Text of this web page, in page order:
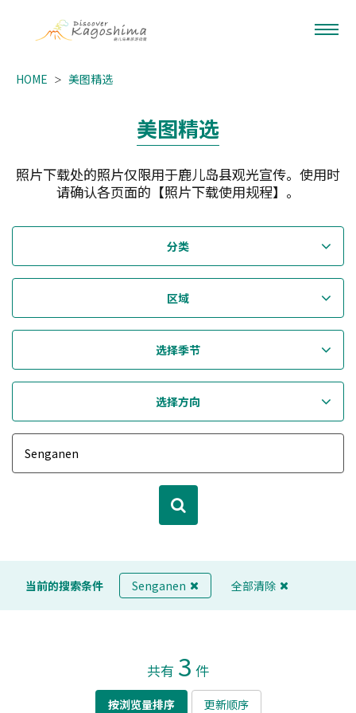
HOME 美图精选
美图精选
照片下载处的照片仅限用于鹿儿岛县观光宣传。使用时
请确认各页面的【照片下载使用规程】。
分类
区域
选择季节
选择方向
当前的搜索条件 Senganen 全部清除
共有 3 件
按浏览量排序 更新顺序